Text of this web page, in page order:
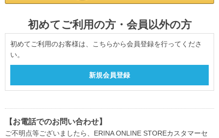
初めてご利用の方・会員以外の方
初めてご利用のお客様は、こちらから会員登録を行ってくださ
い。
【お電話でのお問い合わせ】
ご不明点等ございましたら、ERINA ONLINE STOREカスタマーセ